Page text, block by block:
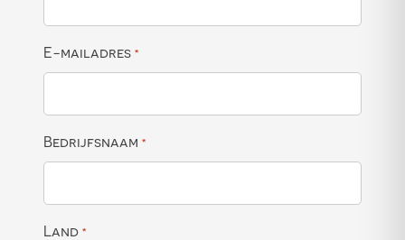
E-mailadres *
Bedrijfsnaam *
Land *